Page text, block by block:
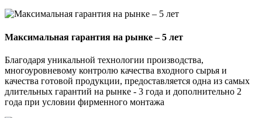
Максимальная гарантия на рынке – 5 лет
Благодаря уникальной технологии производства,
многоуровневому контролю качества входного сырья и
качества готовой продукции, предоставляется одна из самых
длительных гарантий на рынке - 3 года и дополнительно 2
года при условии фирменного монтажа